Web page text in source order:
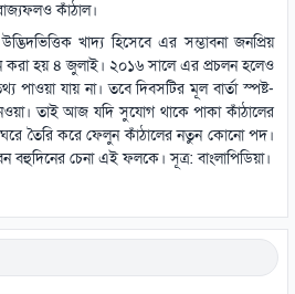
কাঁঠাল।
খাদ্য হিসেবে এর সম্ভাবনা জনপ্রিয়
করা হয় ৪ জুলাই। ২০১৬ সালে এর প্রচলন হলেও
পাওয়া যায় না। তবে দিবসটির মূল বার্তা স্পষ্ট-
তাই আজ যদি সুযোগ থাকে পাকা কাঁঠালের
তৈরি করে ফেলুন কাঁঠালের নতুন কোনো পদ।
চেনা এই ফলকে। সূত্র: বাংলাপিডিয়া।